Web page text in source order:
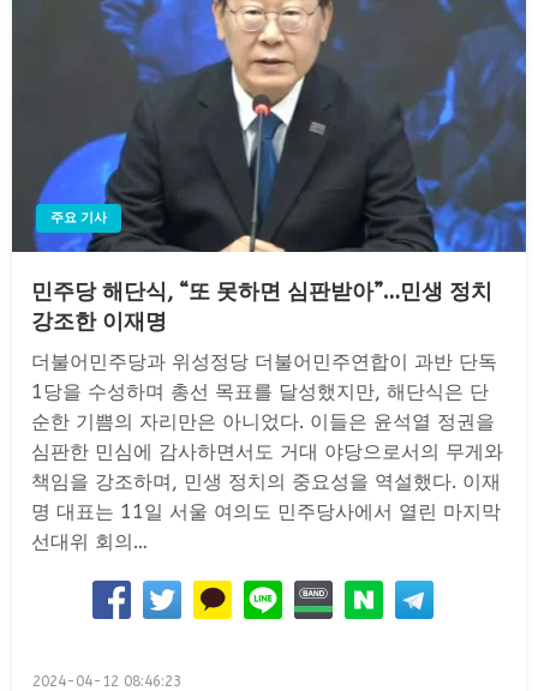
주요 기사
민주당 해단식, “또 못하면 심판받아”…민생 정치
강조한 이재명
더불어민주당과 위성정당 더불어민주연합이 과반 단독
1당을 수성하며 총선 목표를 달성했지만, 해단식은 단
순한 기쁨의 자리만은 아니었다. 이들은 윤석열 정권을
심판한 민심에 감사하면서도 거대 야당으로서의 무게와
책임을 강조하며, 민생 정치의 중요성을 역설했다. 이재
명 대표는 11일 서울 여의도 민주당사에서 열린 마지막
선대위 회의…
Posted
2024-04-12 08:46:23